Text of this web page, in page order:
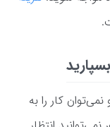
کار را به